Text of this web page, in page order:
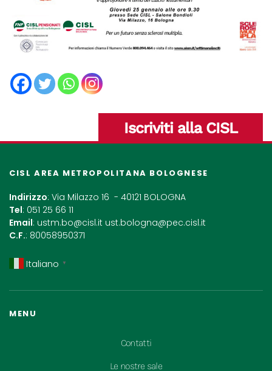
Iscriviti alla CISL
CISL AREA METROPOLITANA BOLOGNESE
Indirizzo: Via Milazzo 16 - 40121 BOLOGNA
Tel: 051 25 66 11
Email: ustm.bo@cisl.it ust.bologna@pec.cisl.it
C.F.: 80058950371
Italiano ▼
MENU
Contatti
Le nostre sale